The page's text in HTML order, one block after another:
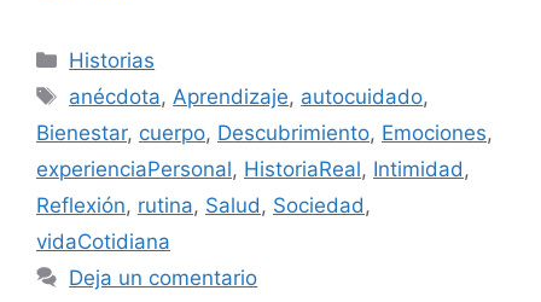
Categorías
Historias
Etiquetas
anécdota,Aprendizaje, autocuidado,
Bienestar, cuerpo, Descubrimiento, Emociones,
experienciaPersonal, HistoriaReal, Intimidad,
Reflexión, rutina, Salud, Sociedad,
vidaCotidiana
Deja un comentario